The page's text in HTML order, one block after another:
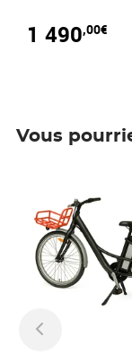
1 490,00€
Vous